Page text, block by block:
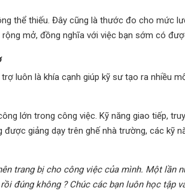
thể thiếu. Đây cũng là thước đo cho mức
mở, đồng nghĩa với việc bạn sớm có
luôn là khía cạnh giúp kỹ sư tạo ra nhiều
lớn trong công việc. Kỹ năng giao tiếp,
giảng dạy trên ghế nhà trường, các kỹ
trang bị cho công việc của mình. Một lần
rồi đúng không ? Chúc các bạn luôn học tập